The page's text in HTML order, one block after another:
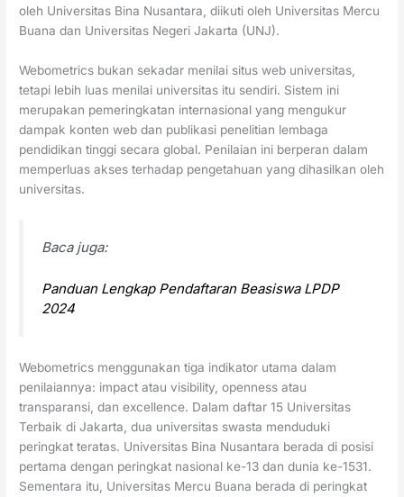
oleh Universitas Bina Nusantara, diikuti oleh Universitas Mercu
Buana dan Universitas Negeri Jakarta (UNJ).
Webometrics bukan sekadar menilai situs web universitas,
tetapi lebih luas menilai universitas itu sendiri. Sistem ini
merupakan pemeringkatan internasional yang mengukur
dampak konten web dan publikasi penelitian lembaga
pendidikan tinggi secara global. Penilaian ini berperan dalam
memperluas akses terhadap pengetahuan yang dihasilkan oleh
universitas.
Baca juga:
Panduan Lengkap Pendaftaran Beasiswa LPDP
2024
Webometrics menggunakan tiga indikator utama dalam
penilaiannya: impact atau visibility, openness atau
transparansi, dan excellence. Dalam daftar 15 Universitas
Terbaik di Jakarta, dua universitas swasta menduduki
peringkat teratas. Universitas Bina Nusantara berada di posisi
pertama dengan peringkat nasional ke-13 dan dunia ke-1531.
Sementara itu, Universitas Mercu Buana berada di peringkat